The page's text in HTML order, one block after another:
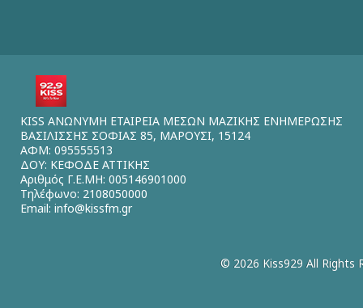
KISS ΑΝΩΝΥΜΗ ΕΤΑΙΡΕΙΑ ΜΕΣΩΝ ΜΑΖΙΚΗΣ ΕΝΗΜΕΡΩΣΗΣ
ΒΑΣΙΛΙΣΣΗΣ ΣΟΦΙΑΣ 85, ΜΑΡΟΥΣΙ, 15124
ΑΦΜ: 095555513
ΔΟΥ: ΚΕΦΟΔΕ ΑΤΤΙΚΗΣ
Αριθμός Γ.Ε.ΜΗ: 005146901000
Τηλέφωνο: 2108050000
Email: info@kissfm.gr
© 2026 Kiss929 All Rights